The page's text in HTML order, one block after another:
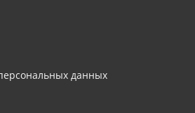
данных